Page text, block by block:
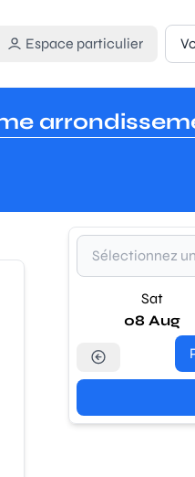
Espace particulier
Sat
08 Aug